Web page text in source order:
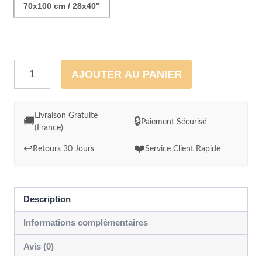
70x100 cm / 28x40″
quantité
mural
Colibri
mangeant
main
AJOUTER AU PANIER
🚚
Livraison Gratuite
(France)
🔒Paiement Sécurisé
↩️ Retours 30 Jours ❤️Service Client Rapide
Description
Informations complémentaires
Avis (0)